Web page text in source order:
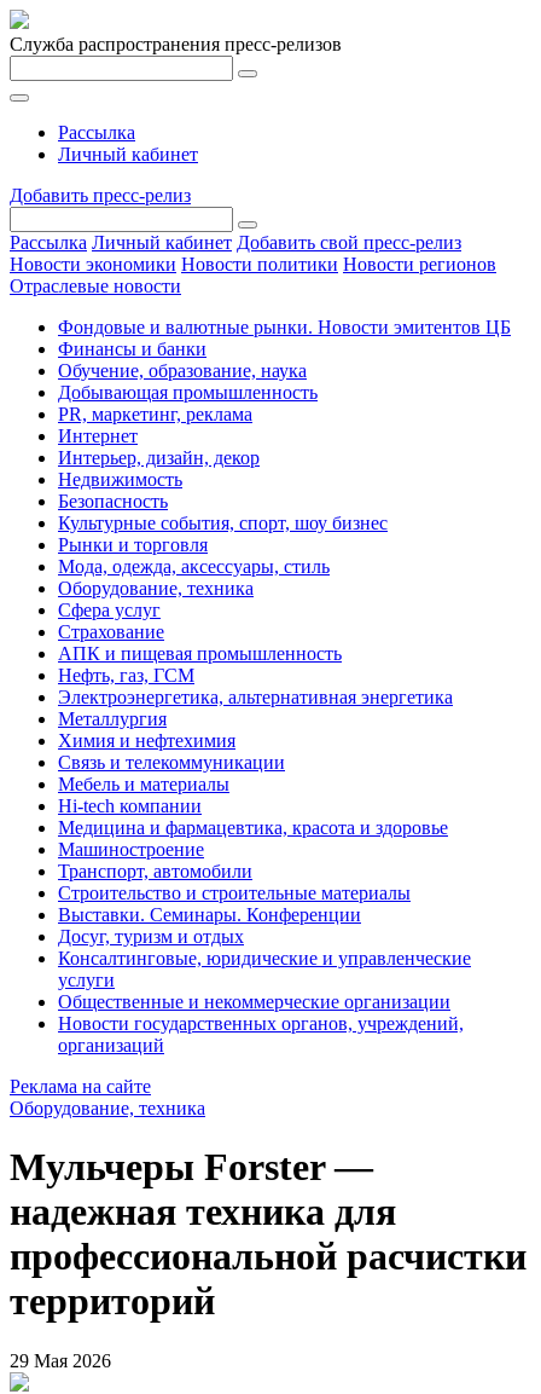
Служба распространения пресс-релизов
Рассылка
Личный кабинет
Добавить пресс-релиз
Рассылка Личный кабинет Добавить свой пресс-релиз
Новости экономики Новости политики Новости регионов
Отраслевые новости
Фондовые и валютные рынки. Новости эмитентов ЦБ
Финансы и банки
Обучение, образование, наука
Добывающая промышленность
PR, маркетинг, реклама
Интернет
Интерьер, дизайн, декор
Недвижимость
Безопасность
Культурные события, спорт, шоу бизнес
Рынки и торговля
Мода, одежда, аксессуары, стиль
Оборудование, техника
Сфера услуг
Страхование
АПК и пищевая промышленность
Нефть, газ, ГСМ
Электроэнергетика, альтернативная энергетика
Металлургия
Химия и нефтехимия
Связь и телекоммуникации
Мебель и материалы
Hi-tech компании
Медицина и фармацевтика, красота и здоровье
Машиностроение
Транспорт, автомобили
Строительство и строительные материалы
Выставки. Семинары. Конференции
Досуг, туризм и отдых
Консалтинговые, юридические и управленческие
услуги
Общественные и некоммерческие организации
Новости государственных органов, учреждений,
организаций
Реклама на сайте
Оборудование, техника
Мульчеры Forster —
надежная техника для
профессиональной расчистки
территорий
29 Мая 2026